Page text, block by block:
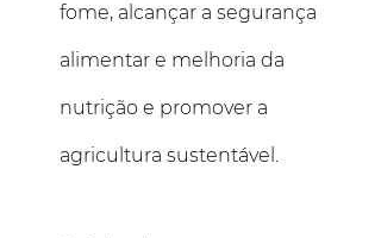
fome, alcançar a segurança
alimentar e melhoria da
nutrição e promover a
agricultura sustentável.